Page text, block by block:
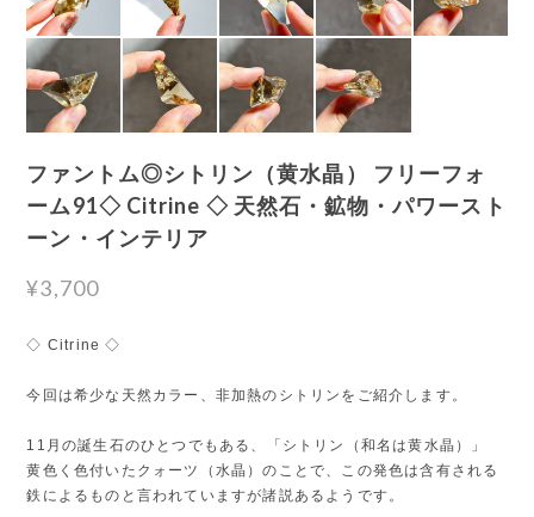
ファントム◎シトリン（黄水晶） フリーフォ
ーム91◇ Citrine ◇ 天然石・鉱物・パワースト
ーン・インテリア
¥3,700
◇ Citrine ◇
今回は希少な天然カラー、非加熱のシトリンをご紹介します。
11月の誕生石のひとつでもある、「シトリン（和名は黄水晶）」
黄色く色付いたクォーツ（水晶）のことで、この発色は含有される
鉄によるものと言われていますが諸説あるようです。